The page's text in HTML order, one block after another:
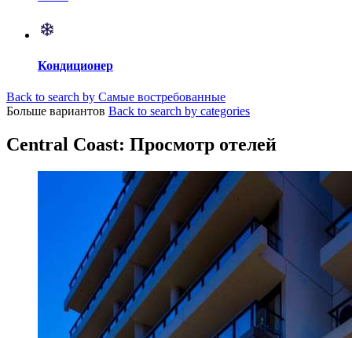
Кондиционер
Back to search by Самые востребованные
Больше вариантов Back to search by categories
Central Coast: Просмотр отелей